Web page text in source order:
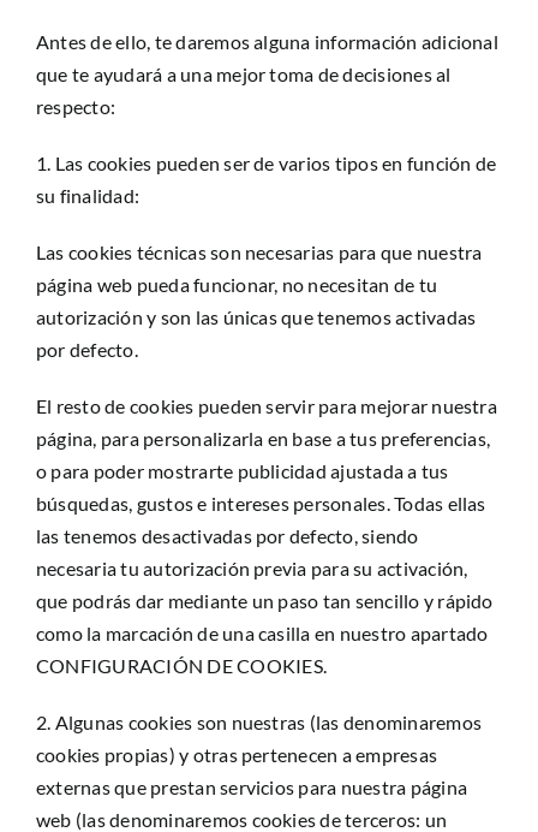
Antes de ello, te daremos alguna información adicional
que te ayudará a una mejor toma de decisiones al
respecto:
1. Las cookies pueden ser de varios tipos en función de
su finalidad:
Las cookies técnicas son necesarias para que nuestra
página web pueda funcionar, no necesitan de tu
autorización y son las únicas que tenemos activadas
por defecto.
El resto de cookies pueden servir para mejorar nuestra
página, para personalizarla en base a tus preferencias,
o para poder mostrarte publicidad ajustada a tus
búsquedas, gustos e intereses personales. Todas ellas
las tenemos desactivadas por defecto, siendo
necesaria tu autorización previa para su activación,
que podrás dar mediante un paso tan sencillo y rápido
como la marcación de una casilla en nuestro apartado
CONFIGURACIÓN DE COOKIES.
2. Algunas cookies son nuestras (las denominaremos
cookies propias) y otras pertenecen a empresas
externas que prestan servicios para nuestra página
web (las denominaremos cookies de terceros: un